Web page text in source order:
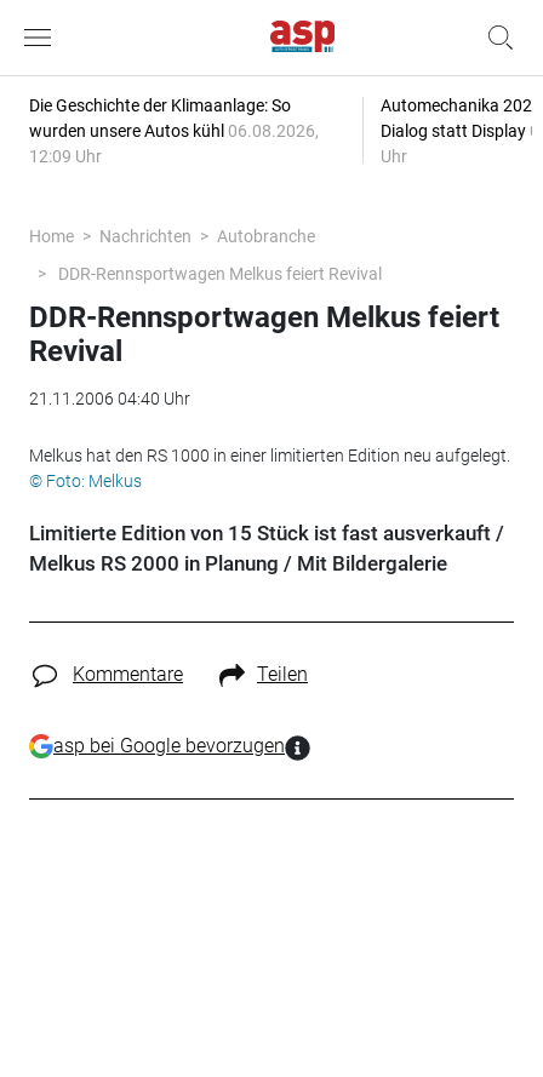
Die Geschichte der Klimaanlage: So
wurden unsere Autos kühl 06.08.2026,
12:09 Uhr
Automechanika
Dialog statt Display
Uhr
Home Nachrichten
Autobranche
DDR-Rennsportwagen Melkus feiert Revival
DDR-Rennsportwagen Melkus feiert
Revival
21.11.2006 04:40 Uhr
Melkus hat den RS 1000 in einer limitierten Edition neu aufgelegt.
© Foto: Melkus
Limitierte Edition von 15 Stück ist fast ausverkauft /
Melkus RS 2000 in Planung / Mit Bildergalerie
Kommentare Teilen
asp bei Google bevorzugen